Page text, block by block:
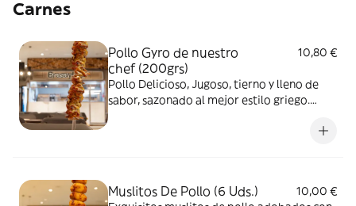
Carnes
Pollo Gyro de nuestro
chef (200grs)
10,80 €
Pollo Delicioso, Jugoso, tierno y lleno de
sabor, sazonado al mejor estilo griego.
Muslitos De Pollo (6 Uds.)
10,00 €